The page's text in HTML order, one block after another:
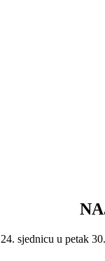
sjednicu u petak